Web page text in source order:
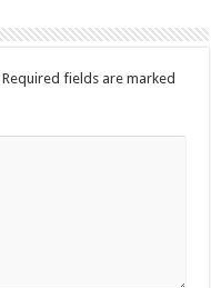
Required fields are marked